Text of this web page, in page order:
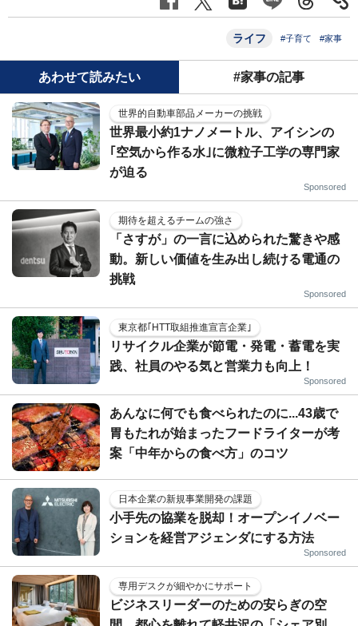
ライフ #子育て #家事
あわせて読みたい #家事の記事
世界的自動車部品メーカーの挑戦
世界最小約1ナノメートル、アイシンの
｢空気から作る水｣に微粒子工学の専門家
が迫る
Sponsored
期待を超えるチームの強さ
「さすが」の一言に込められた驚きや感
動。新しい価値を生み出し続ける電通の
挑戦
Sponsored
東京都｢HTT取組推進宣言企業｣
リサイクル企業が節電・発電・蓄電を実
践、社員のやる気と営業力も向上！
Sponsored
あんなに何でも食べられたのに...43歳で
胃もたれが始まったフードライターが考
案「中年からの食べ方」のコツ
日本企業の新規事業開発の課題
小手先の協業を脱却！オープンイノベー
ションを経営アジェンダにする方法
Sponsored
専用デスクが細やかにサポート
ビジネスリーダーのための安らぎの空